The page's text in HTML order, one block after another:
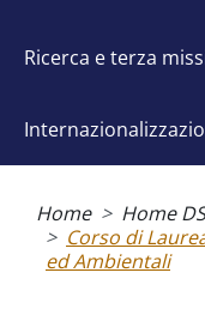
ricerca e terza
pane
Home
Home
Corso di
ed Ambientali